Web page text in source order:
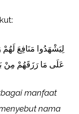
لِيَشْهَدُوا مَنَافِعَ
عَلَى مَا رَزَقَهُمْ مِنْ
manfaat
nama